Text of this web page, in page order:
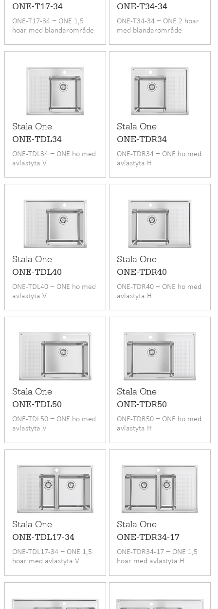
ONE-T17-34
ONE-T17-34 − ONE 1,5
hoar med blandarområde
ONE-T34-34
ONE-T34-34 − ONE 2 hoar
med blandarområde
Stala One
ONE-TDL34
ONE-TDL34 − ONE ho med
avlastyta V
Stala One
ONE-TDR34
ONE-TDR34 − ONE ho med
avlastyta H
Stala One
ONE-TDL40
ONE-TDL40 − ONE ho med
avlastyta V
Stala One
ONE-TDR40
ONE-TDR40 − ONE ho med
avlastyta H
Stala One
ONE-TDL50
ONE-TDL50 − ONE ho med
avlastyta V
Stala One
ONE-TDR50
ONE-TDR50 − ONE ho med
avlastyta H
Stala One
ONE-TDL17-34
ONE-TDL17-34 − ONE 1,5
hoar med avlastyta V
Stala One
ONE-TDR34-17
ONE-TDR34-17 − ONE 1,5
hoar med avlastyta H